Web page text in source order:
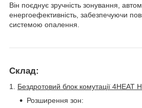
Він поєднує зручність зонування,
енергоефективність, забезпечуючи
системою опалення.
Склад:
1. Бездротовий блок комутації 4HEAT
Розширення зон: